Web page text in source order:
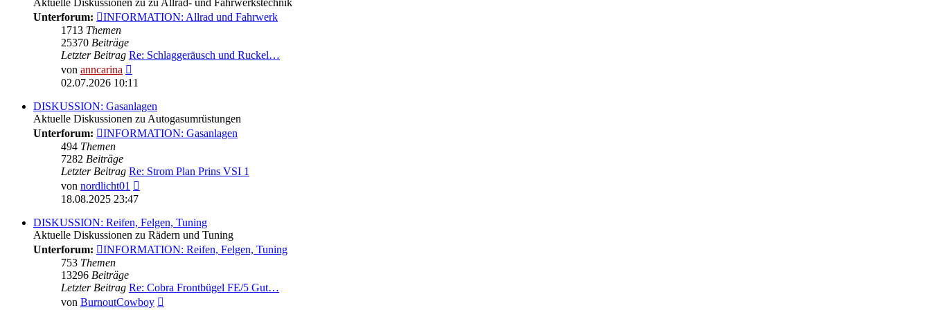
Aktuelle Diskussionen zu zu Allrad- und Fahrwerkstechnik
Unterforum:
INFORMATION: Allrad und Fahrwerk
1713 Themen
25370 Beiträge
Letzter Beitrag Re: Schlaggeräusch und Ruckel…
von anncarina
Beitrag
02.07.2026 10:11
DISKUSSION: Gasanlagen
Aktuelle Diskussionen zu Autogasumrüstungen
Unterforum:
INFORMATION: Gasanlagen
494 Themen
7282 Beiträge
Letzter Beitrag Re: Strom Plan Prins VSI 1
von nordlicht01
18.08.2025 23:47
DISKUSSION: Reifen, Felgen, Tuning
Aktuelle Diskussionen zu Rädern und Tuning
Unterforum:
INFORMATION: Reifen, Felgen, Tuning
753 Themen
13296 Beiträge
Letzter Beitrag Re: Cobra Frontbügel FE/5 Gut…
von BurnoutCowboy